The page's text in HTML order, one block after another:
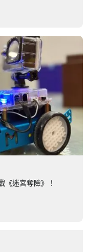
《迷宮奪險》！